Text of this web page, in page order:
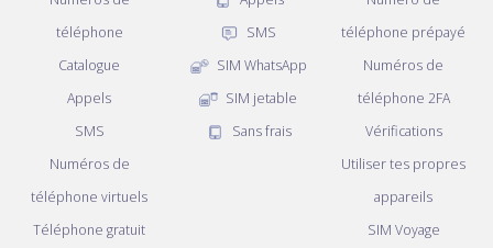
téléphone
Catalogue
Appels
SMS
Numéros de
téléphone virtuels
Téléphone gratuit
SMS
SIM WhatsApp
SIM jetable
Sans frais
téléphone prépayé
Numéros de
téléphone 2FA
Vérifications
Utiliser tes propres
appareils
SIM Voyage